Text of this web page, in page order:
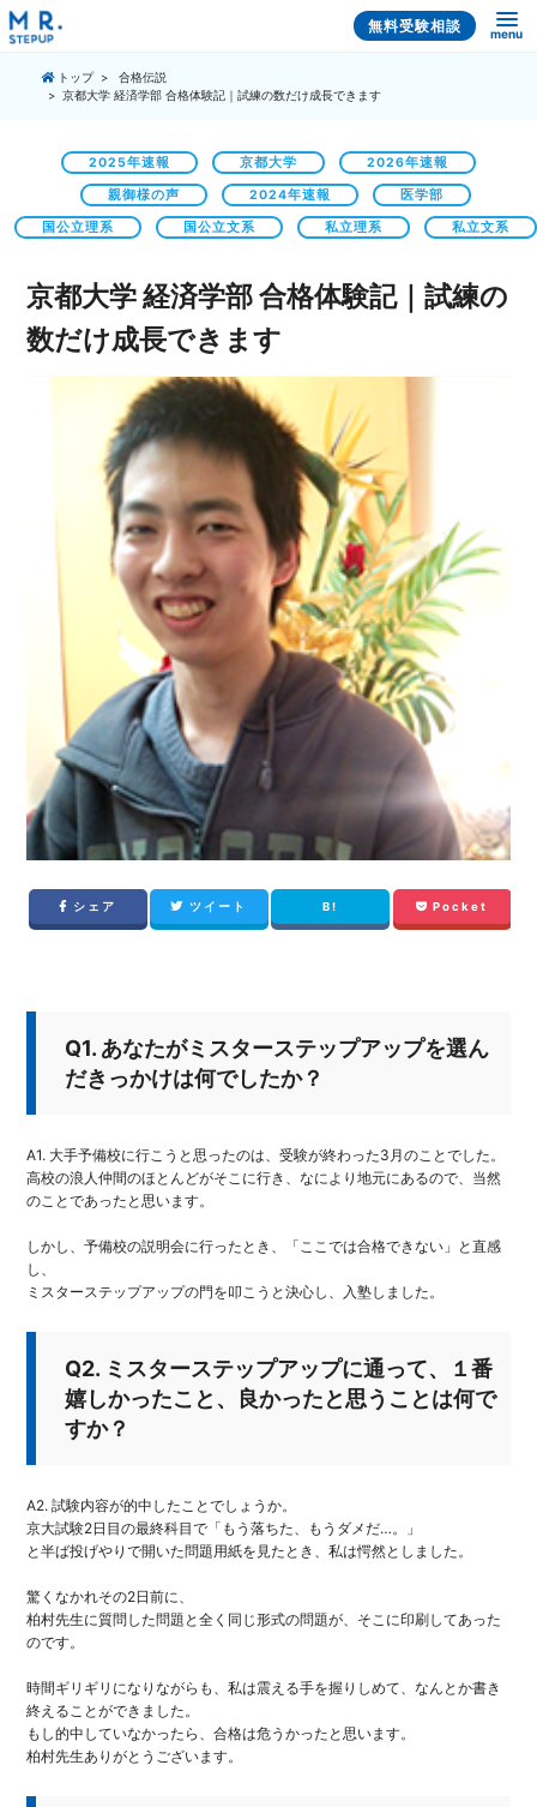
無料受験相談 menu
トップ
合格伝説
京都大学 経済学部 合格体験記｜試練の数だけ成長できます
2025年速報 京都大学 2026年速報
親御様の声 2024年速報 医学部
国公立理系 国公立文系 私立理系 私立文系
京都大学 経済学部 合格体験記｜試練の
数だけ成長できます
シェア ツイート B! Pocket
Q1. あなたがミスターステップアップを選ん
だきっかけは何でしたか？
A1. 大手予備校に行こうと思ったのは、受験が終わった3月のことでした。
高校の浪人仲間のほとんどがそこに行き、なにより地元にあるので、当然
のことであったと思います。
しかし、予備校の説明会に行ったとき、「ここでは合格できない」と直感
し、
ミスターステップアップの門を叩こうと決心し、入塾しました。
Q2. ミスターステップアップに通って、１番
嬉しかったこと、良かったと思うことは何で
すか？
A2. 試験内容が的中したことでしょうか。
京大試験2日目の最終科目で「もう落ちた、もうダメだ…。」
と半ば投げやりで開いた問題用紙を見たとき、私は愕然としました。
驚くなかれその2日前に、
柏村先生に質問した問題と全く同じ形式の問題が、そこに印刷してあった
のです。
時間ギリギリになりながらも、私は震える手を握りしめて、なんとか書き
終えることができました。
もし的中していなかったら、合格は危うかったと思います。
柏村先生ありがとうございます。